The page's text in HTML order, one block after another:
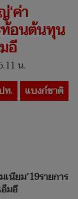
‘ค่า
ท้อนต้นทุน
อี
น.
ท.
แบงก์ชาติ
เนียม’19รายการ
มอี